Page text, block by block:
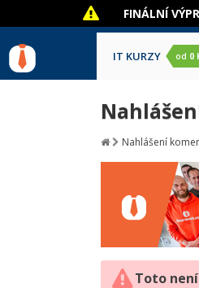
FINÁLNÍ
IT KURZY od 0
Nahlášení
Toto